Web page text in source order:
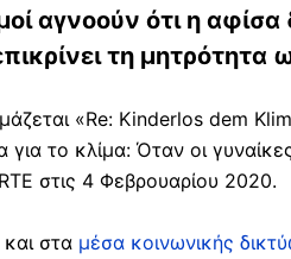
αγνοούν ότι η
τη μητρότητα
«Re: Kinderlos dem
το κλίμα: Όταν οι
στις 4 Φεβρουαρίου 2020.
στα μέσα κοινωνικής